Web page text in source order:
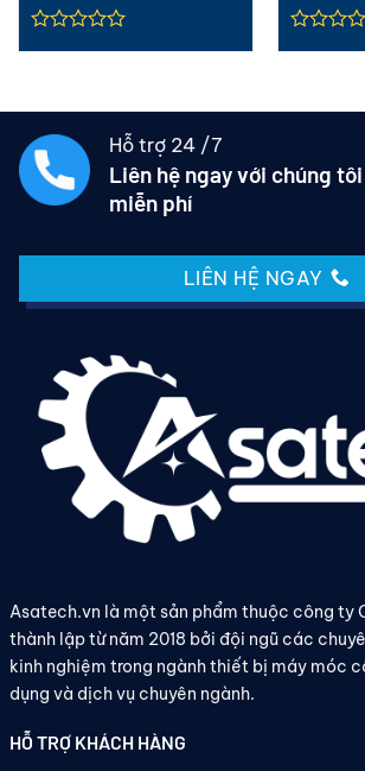
Hỗ trợ 24 /7
Liên hệ ngay với chúng
miễn phí
LIÊN HỆ NGAY
Asatech.vn là một sản phẩm thuộc công ty
thành lập từ năm 2018 bởi đội ngũ các
kinh nghiệm trong ngành thiết bị máy móc
dụng và dịch vụ chuyên ngành.
HỖ TRỢ KHÁCH HÀNG